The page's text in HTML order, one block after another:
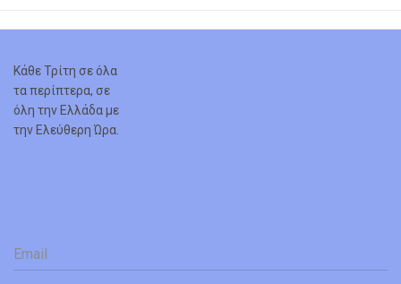
Κάθε Τρίτη σε όλα
τα περίπτερα, σε
όλη την Ελλάδα με
την Ελεύθερη Ώρα.
Email
*